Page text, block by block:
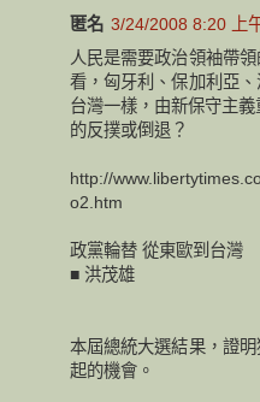
匿名 3/24/2008 8:20 上
人民是需要政治領袖帶
看，匈牙利、保加利亞
台灣一樣，由新保守主
的反撲或倒退？
http://
o2.htm
政黨輪替 從東歐到台灣
■ 洪茂雄
本屆總統大選結果，證
起的機會。